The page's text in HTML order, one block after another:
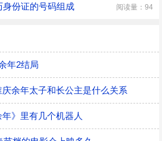
份证的号码组成 阅读量：94
年2结局
余年太子和长公主是什么关系
》里有几个机器人